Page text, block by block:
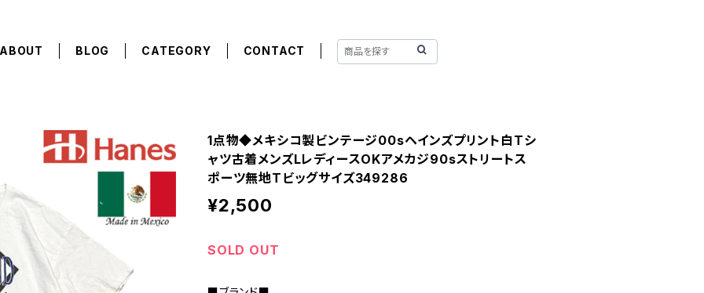
BLOG CATEGORY CONTACT
1点物◆メキシコ製ビンテージ00sヘインズプリント白Tシ
ャツ古着メンズLレディースOKアメカジ90sストリートス
ポーツ無地Tビッグサイズ349286
¥2,500
SOLD OUT